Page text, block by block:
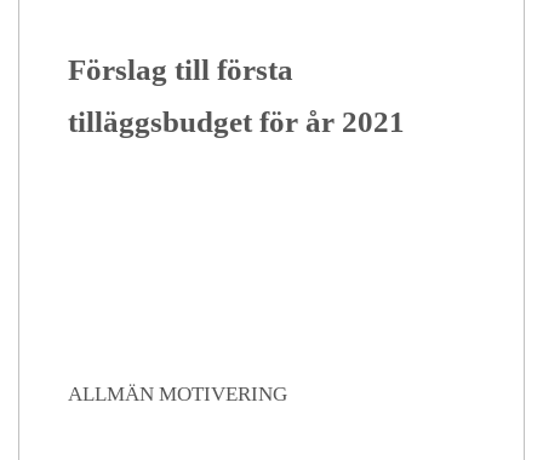
Förslag till första
tilläggsbudget för år 2021
ALLMÄN MOTIVERING